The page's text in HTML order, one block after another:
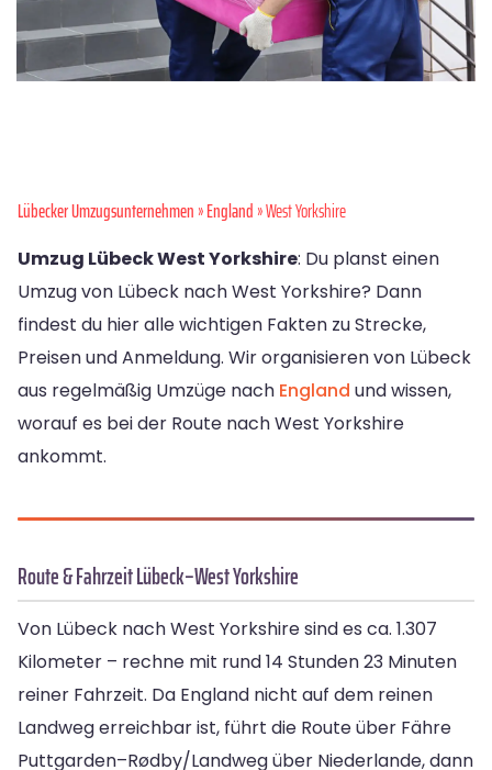
Lübecker Umzugsunternehmen»England» West Yorkshire
Umzug Lübeck West Yorkshire: Du planst einen
Umzug von Lübeck nach West Yorkshire? Dann
findest du hier alle wichtigen Fakten zu Strecke,
Preisen und Anmeldung. Wir organisieren von Lübeck
aus regelmäßig Umzüge nach England und wissen,
worauf es bei der Route nach West Yorkshire
ankommt.
Route & Fahrzeit Lübeck–West Yorkshire
Von Lübeck nach West Yorkshire sind es ca. 1.307
Kilometer – rechne mit rund 14 Stunden 23 Minuten
reiner Fahrzeit. Da England nicht auf dem reinen
Landweg erreichbar ist, führt die Route über Fähre
Puttgarden–Rødby/Landweg über Niederlande, dann